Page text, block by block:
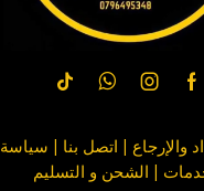
والإرجاع | اتصل بنا | سياسة
| الشحن و التسليم